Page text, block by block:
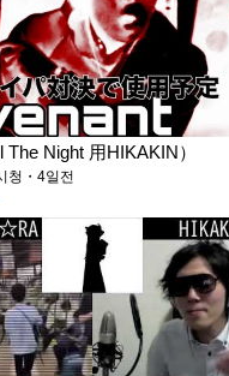
The Night 用HIKAKIN）
청・4일전